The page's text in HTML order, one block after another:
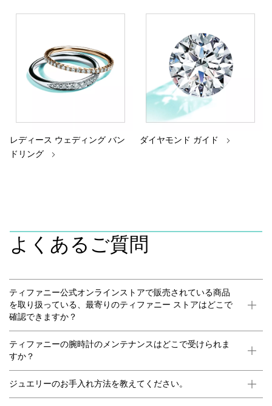
レディース ウェディング バン
ドリング
ダイヤモンド ガイド
よくあるご質問
ティファニー公式オンラインストアで販売されている商品
を取り扱っている、最寄りのティファニー ストアはどこで
確認できますか？
ティファニーの腕時計のメンテナンスはどこで受けられま
すか？
ジュエリーのお手入れ方法を教えてください。